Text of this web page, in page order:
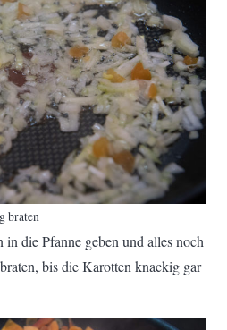
braten
die Pfanne geben und alles noch
bis die Karotten knackig gar